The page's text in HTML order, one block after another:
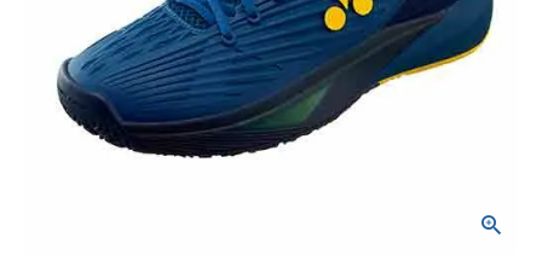
INFORMATIOM
ご利用ガイド
お問い合わせ